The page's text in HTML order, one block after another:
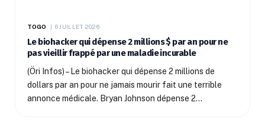
TOGO 6 JUILLET 2026
Le biohacker qui dépense 2 millions $ par an pour ne
pas vieillir frappé par une maladie incurable
(Öri Infos) – Le biohacker qui dépense 2 millions de
dollars par an pour ne jamais mourir fait une terrible
annonce médicale. Bryan Johnson dépense 2…